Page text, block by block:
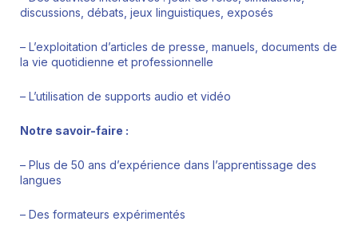
discussions, débats, jeux linguistiques, exposés
– L’exploitation d’articles de presse, manuels, documents de
la vie quotidienne et professionnelle
– L’utilisation de supports audio et vidéo
Notre savoir-faire :
– Plus de 50 ans d’expérience dans l’apprentissage des
langues
– Des formateurs expérimentés